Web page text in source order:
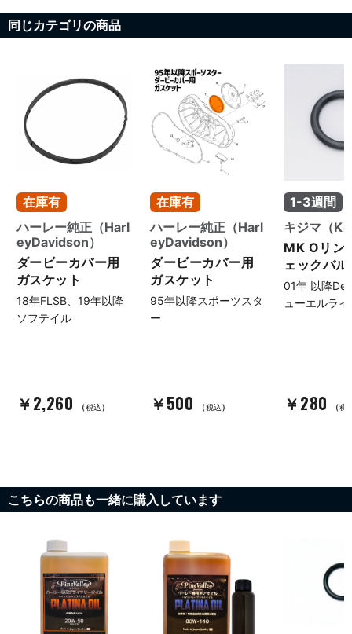
お買い物を続ける カートへ進む
同じカテゴリの商品
在庫有
ハーレー純正（Harl
eyDavidson）
ダービーカバー用
ガスケット
18年FLSB、19年以降
ソフテイル
￥2,260 (税込)
在庫有
ハーレー純正（Harl
eyDavidson）
ダービーカバー用
ガスケット
95年以降スポーツスタ
ー
￥500 (税込)
1-3週間
キジマ（
MK Oリン
ェックバ
01年 以降
ューエルラ
￥280 (税
こちらの商品も一緒に購入しています